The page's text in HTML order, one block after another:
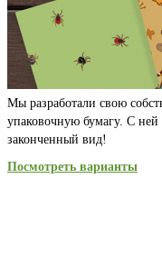
Мы разработали свою
упаковочную бумагу. С
законченный вид!
Посмотреть варианты